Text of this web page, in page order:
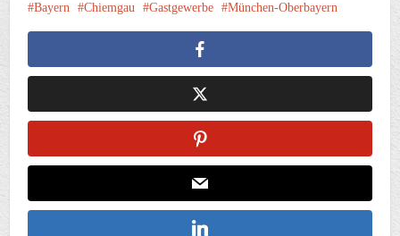
Bayern Chiemgau Gastgewerbe München-Oberbayern